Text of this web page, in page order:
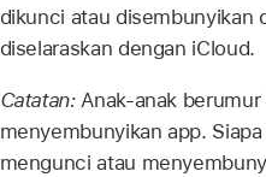
dikunci atau disembunyikan
diselaraskan dengan iCloud.
Catatan:Anak-anak
menyembunyikan app.
mengunci atau